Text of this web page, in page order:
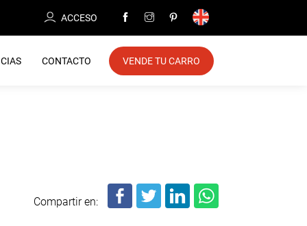
ACCESO
CONTACTO VENDE TU CARRO
Compartir en: